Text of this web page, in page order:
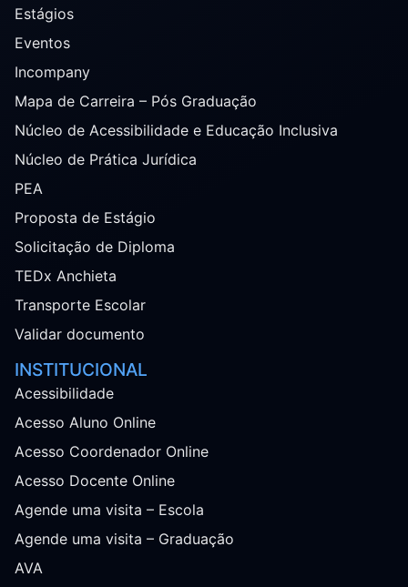
Estágios
Eventos
Incompany
Mapa de Carreira – Pós Graduação
Núcleo de Acessibilidade e Educação Inclusiva
Núcleo de Prática Jurídica
PEA
Proposta de Estágio
Solicitação de Diploma
TEDx Anchieta
Transporte Escolar
Validar documento
INSTITUCIONAL
Acessibilidade
Acesso Aluno Online
Acesso Coordenador Online
Acesso Docente Online
Agende uma visita – Escola
Agende uma visita – Graduação
AVA